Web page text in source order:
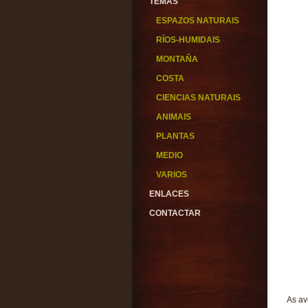
ESPAZOS NATURAIS
RÍOS-HUMIDAIS
MONTAÑA
COSTA
CIENCIAS NATURAIS
ANIMAIS
PLANTAS
MEDIO
VARIOS
ENLACES
CONTACTAR
As